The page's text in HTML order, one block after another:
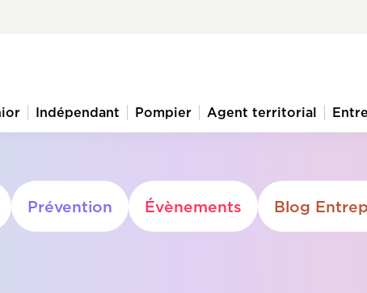
Indépendant Pompier Agent territorial
Prévention Évènements Blog